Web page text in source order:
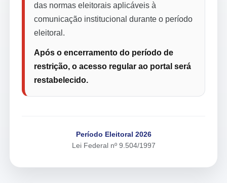
das normas eleitorais aplicáveis à
comunicação institucional durante o período
eleitoral.
Após o encerramento do período de
restrição, o acesso regular ao portal será
restabelecido.
Período Eleitoral 2026
Lei Federal nº 9.504/1997